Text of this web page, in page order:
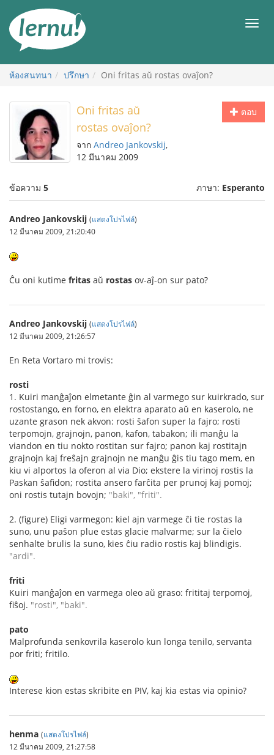
สารบัญ
เมนู
ห้องสนทนา ปรึกษา Oni fritas aŭ rostas ovaĵon?
ตอบ
Oni fritas aŭ
rostas ovaĵon?
จาก Andreo Jankovskij,
12 มีนาคม 2009
ข้อความ 5 ภาษา: Esperanto
Andreo Jankovskij (แสดงโปรไฟล์)
12 มีนาคม 2009, 21:20:40
Ĉu oni kutime fritas aŭ rostas ov-aĵ-on sur pato?
Andreo Jankovskij (แสดงโปรไฟล์)
12 มีนาคม 2009, 21:26:57
En Reta Vortaro mi trovis:
rosti
1. Kuiri manĝaĵon elmetante ĝin al varmego sur kuirkrado, sur
rostostango, en forno, en elektra aparato aŭ en kaserolo, ne
uzante grason nek akvon: rosti ŝafon super la fajro; rosti
terpomojn, grajnojn, panon, kafon, tabakon; ili manĝu la
viandon en tiu nokto rostitan sur fajro; panon kaj rostitajn
grajnojn kaj freŝajn grajnojn ne manĝu ĝis tiu tago mem, en
kiu vi alportos la oferon al via Dio; ekstere la virinoj rostis la
Paskan ŝafidon; rostita ansero farĉita per prunoj kaj pomoj;
oni rostis tutajn bovojn; "baki", "friti".
2. (figure) Eligi varmegon: kiel ajn varmege ĉi tie rostas la
suno, unu paŝon plue estas glacie malvarme; sur la ĉielo
senhalte brulis la suno, kies ĉiu radio rostis kaj blindigis.
"ardi".
friti
Kuiri manĝaĵon en varmega oleo aŭ graso: frititaj terpomoj,
fiŝoj. "rosti", "baki".
pato
Malprofunda senkovrila kaserolo kun longa tenilo, servanta
por friti; fritilo.
Interese kion estas skribite en PIV, kaj kia estas via opinio?
henma (แสดงโปรไฟล์)
12 มีนาคม 2009, 21:27:58